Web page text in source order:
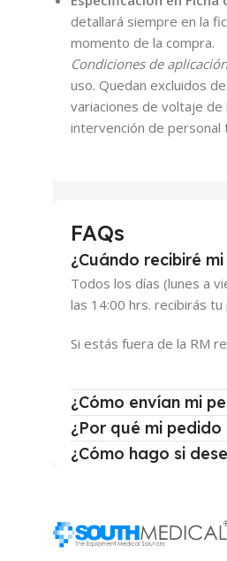
detallará siempre en la
momento de la compra.
Condiciones de
uso. Quedan excluidos
variaciones de voltaje
intervención de personal
FAQs
¿Cuándo recibiré
Todos los días (lunes a
las 14:00 hrs. recibirás
Si estás fuera de la RM
¿Cómo envían mi
¿Por qué mi
¿Cómo hago si